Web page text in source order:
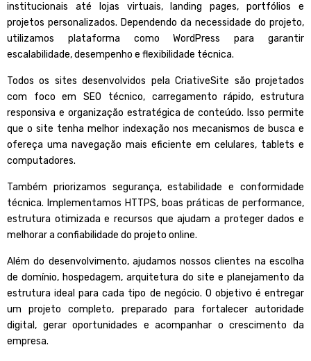
institucionais até lojas virtuais, landing pages, portfólios e
projetos personalizados. Dependendo da necessidade do projeto,
utilizamos plataforma comoWordPress para garantir
escalabilidade, desempenho e flexibilidade técnica.
Todos os sites desenvolvidos pela CriativeSite são projetados
com foco em SEO técnico, carregamento rápido, estrutura
responsiva e organização estratégica de conteúdo. Isso permite
que o site tenha melhor indexação nos mecanismos de busca e
ofereça uma navegação mais eficiente em celulares, tablets e
computadores.
Também priorizamos segurança, estabilidade e conformidade
técnica. Implementamos HTTPS, boas práticas de performance,
estrutura otimizada e recursos que ajudam a proteger dados e
melhorar a confiabilidade do projeto online.
Além do desenvolvimento, ajudamos nossos clientes na escolha
de domínio, hospedagem, arquitetura do site e planejamento da
estrutura ideal para cada tipo de negócio. O objetivo é entregar
um projeto completo, preparado para fortalecer autoridade
digital, gerar oportunidades e acompanhar o crescimento da
empresa.